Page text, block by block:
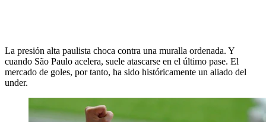
La presión alta paulista choca contra una muralla ordenada. Y
cuando São Paulo acelera, suele atascarse en el último pase. El
mercado de goles, por tanto, ha sido históricamente un aliado del
under.